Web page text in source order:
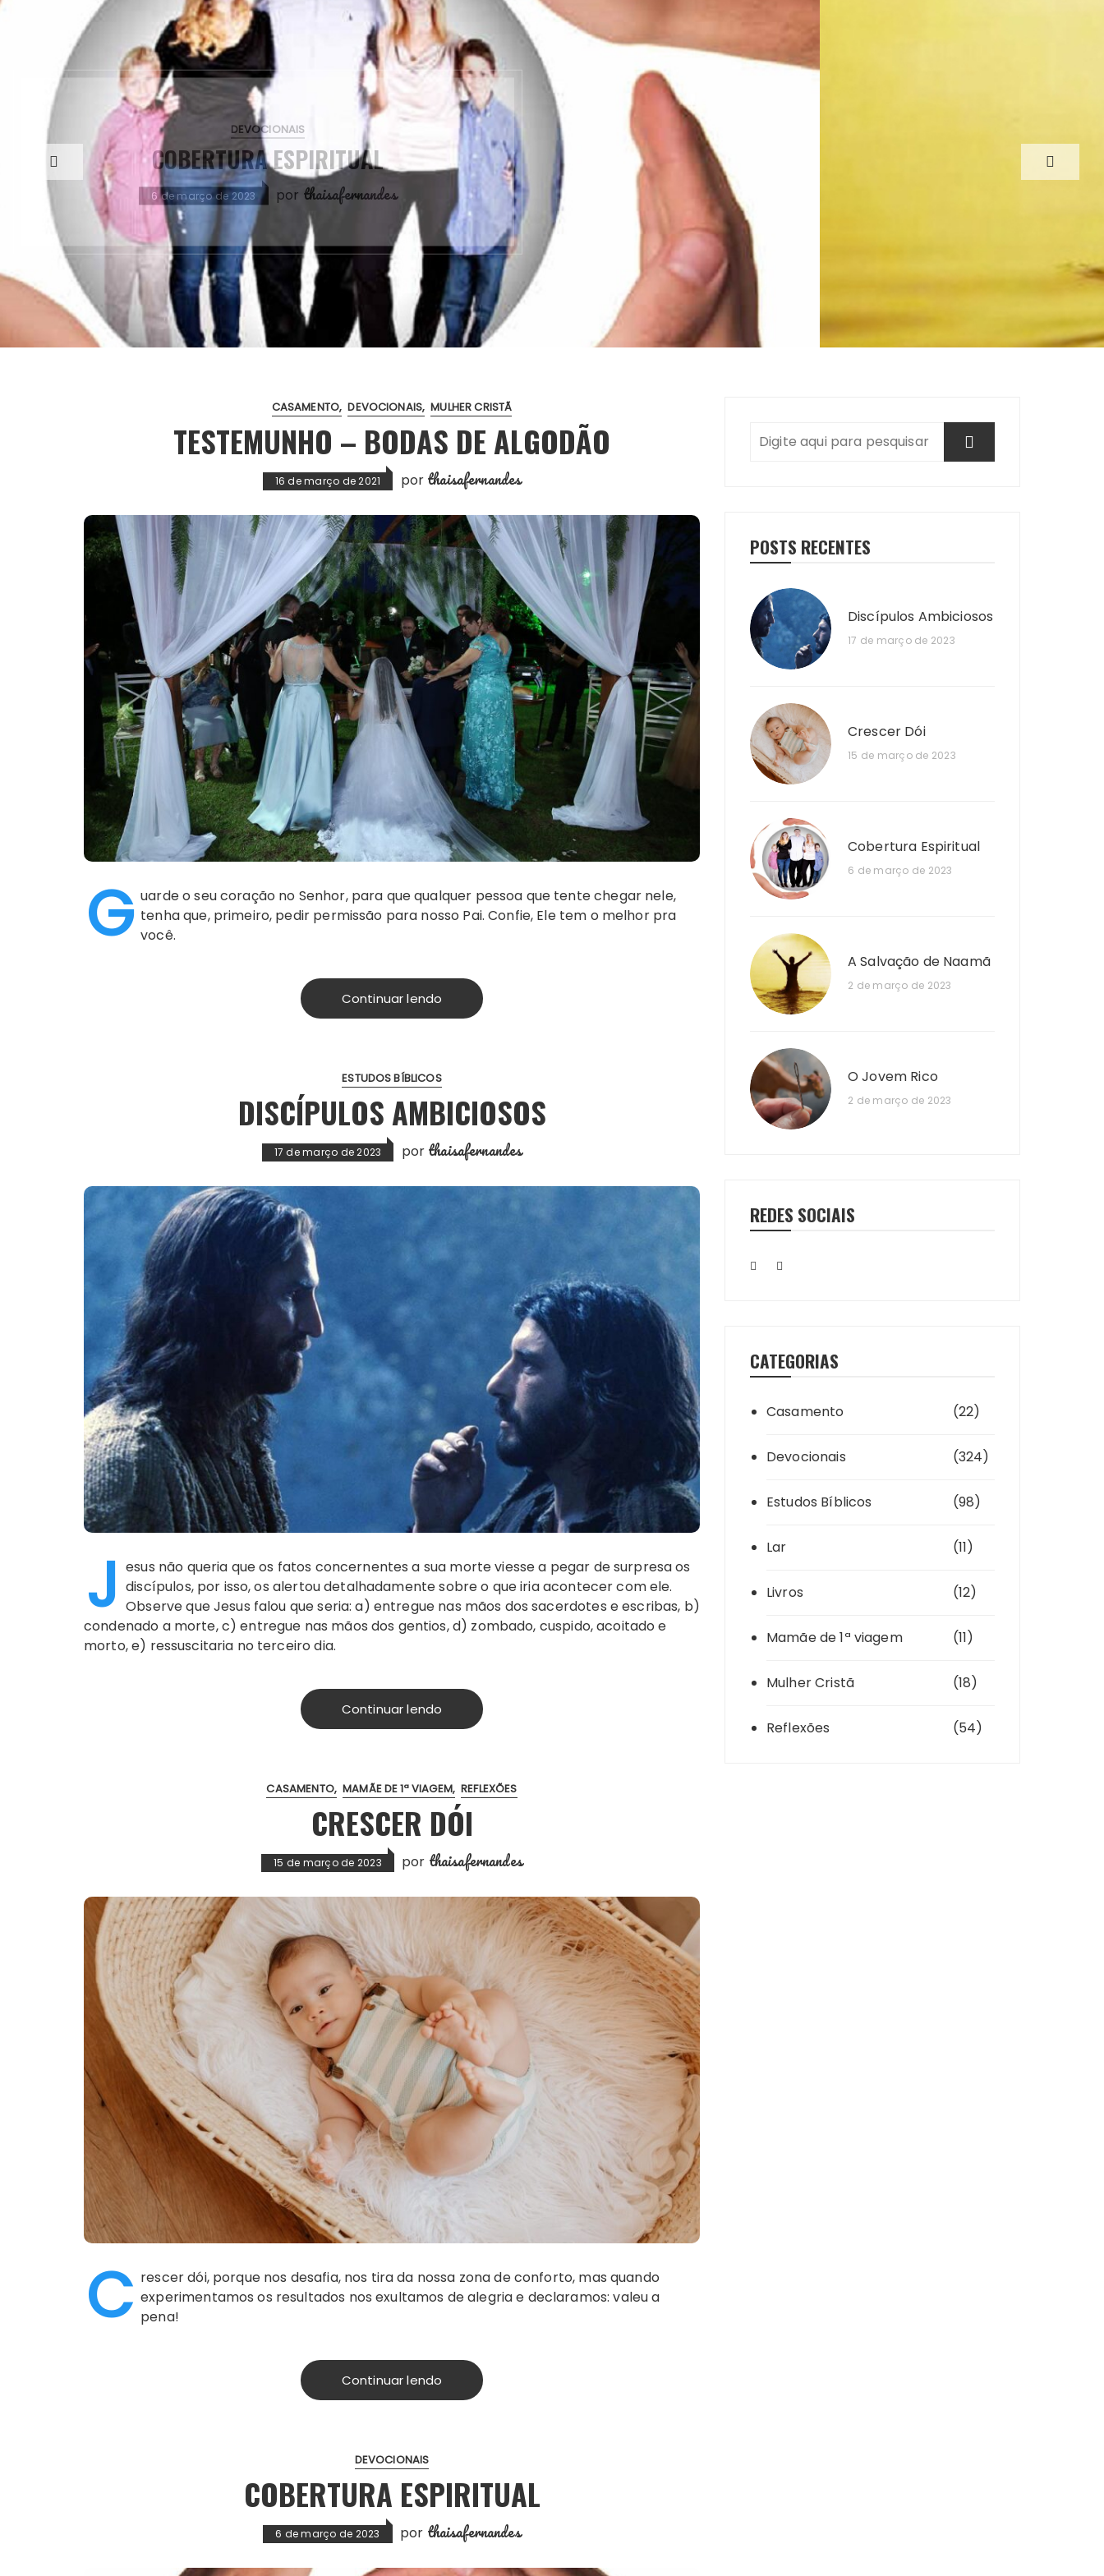
DEVOCIONAIS
A SALVAÇÃO DE NAAMÃ
2 de março de 2023 por thaisafernandes
CASAMENTO DEVOCIONAIS MULHER CRISTÃ
TESTEMUNHO – BODAS DE ALGODÃO
16 de março de 2021 por thaisafernandes
G uarde o seu coração no Senhor, para que qualquer pessoa que tente chegar nele,
tenha que, primeiro, pedir permissão para nosso Pai. Confie, Ele tem o melhor pra
você.
Continuar lendo
ESTUDOS BÍBLICOS
DISCÍPULOS AMBICIOSOS
17 de março de 2023 por thaisafernandes
J esus não queria que os fatos concernentes a sua morte viesse a pegar de surpresa os
discípulos, por isso, os alertou detalhadamente sobre o que iria acontecer com ele.
Observe que Jesus falou que seria: a) entregue nas mãos dos sacerdotes e escribas, b)
condenado a morte, c) entregue nas mãos dos gentios, d) zombado, cuspido, acoitado e
morto, e) ressuscitaria no terceiro dia.
Continuar lendo
CASAMENTO MAMÃE DE 1ª VIAGEM REFLEXÕES
CRESCER DÓI
15 de março de 2023 por thaisafernandes
C rescer dói, porque nos desafia, nos tira da nossa zona de conforto, mas quando
experimentamos os resultados nos exultamos de alegria e declaramos: valeu a
pena!
Continuar lendo
DEVOCIONAIS
COBERTURA ESPIRITUAL
6 de março de 2023 por thaisafernandes
POSTS RECENTES
Discípulos Ambiciosos
17 de março de 2023
Crescer Dói
15 de março de 2023
Cobertura Espiritual
6 de março de 2023
A Salvação de Naamã
2 de março de 2023
O Jovem Rico
2 de março de 2023
REDES SOCIAIS
CATEGORIAS
Casamento (22)
Devocionais (324)
Estudos Bíblicos (98)
Lar (11)
Livros (12)
Mamãe de 1ª viagem (11)
Mulher Cristã (18)
Reflexões (54)